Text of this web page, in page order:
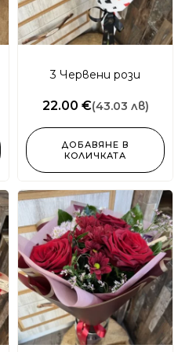
3 Червени рози
22.00 €(43.03 лв)
ДОБАВЯНЕ В
КОЛИЧКАТА